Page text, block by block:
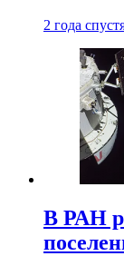
2 года
В РАН